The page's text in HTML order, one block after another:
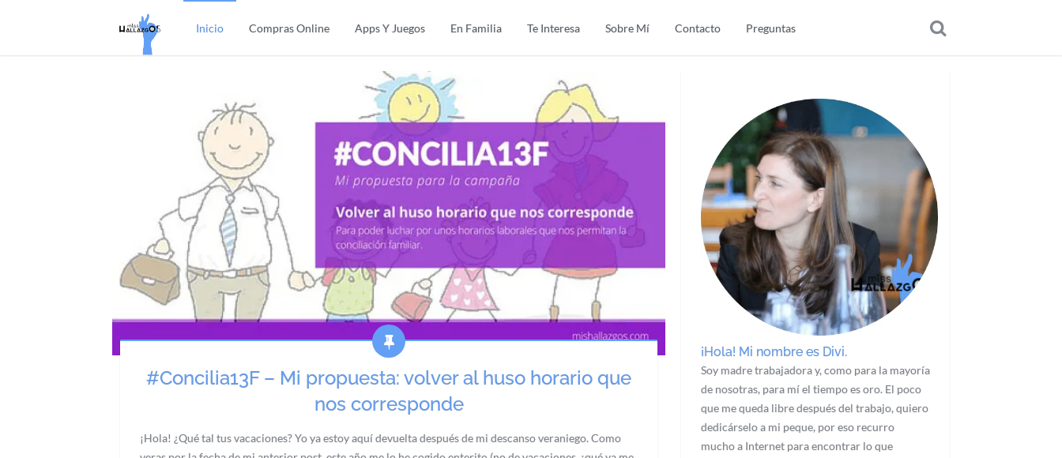
Inicio Compras Online Apps Y Juegos En Familia Te Interesa Sobre Mí Contacto Preguntas
#Concilia13F – Mi propuesta: volver al huso horario que
nos corresponde
¡Hola! ¿Qué tal tus vacaciones? Yo ya estoy aquí devuelta después de mi descanso veraniego. Como
¡Hola! Mi nombre es Divi.
Soy madre trabajadora y, como para la mayoría
de nosotras, para mí el tiempo es oro. El poco
que me queda libre después del trabajo, quiero
dedicárselo a mi peque, por eso recurro
mucho a Internet para encontrar lo que